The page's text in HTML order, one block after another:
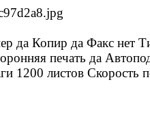
да Копир да Факс нет
печать да
1200 листов Скорость